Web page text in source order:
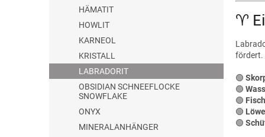
HÄMATIT
HOWLIT
KARNEOL
KRISTALL
LABRADORIT
OBSIDIAN SCHNEEFLOCKE
SNOWFLAKE
ONYX
MINERALANHÄNGER
♈
fördert.
🟢
🟢
🟢
🟢 Löwe
🟢